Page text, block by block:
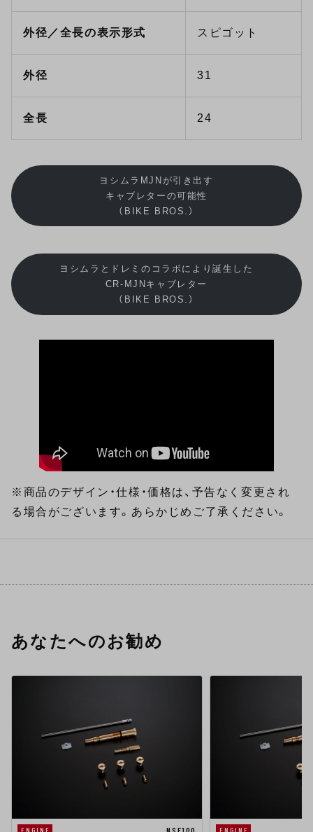
外径／全長の表示形式 スピゴット
外径 31
全長 24
ヨシムラMJNが引き出す
キャブレターの可能性
（BIKE BROS.）
ヨシムラとドレミのコラボにより誕生した
CR-MJNキャブレター
（BIKE BROS.）
※商品のデザイン・仕様・価格は、予告なく変更され
る場合がございます。あらかじめご了承ください。
あなたへのお勧め
ENGINE NSF100 ENGINE